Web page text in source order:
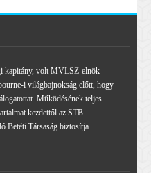
kapitány, volt MVLSZ-elnök
i világbajnokság előtt, hogy
Működésének teljes
kezdettől az STB
Betéti Társaság biztosítja.